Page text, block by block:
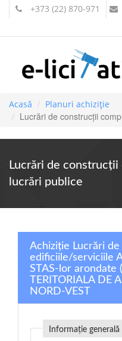
+373 (22) 870-971
Acasă Planuri achiziție
Lucrări de construcţii
Lucrări de
lucrări publice
Achiziție Lucrări
edificiile/serviciile
STAS-lor arondate
TERITORIALA DE
NORD-VEST
Informație generală